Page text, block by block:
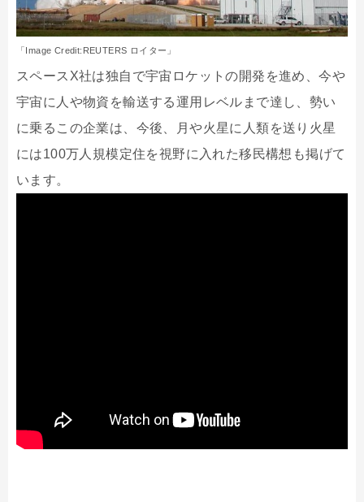
「Image Credit:REUTERS ロイター」
スペースX社は独自で宇宙ロケットの開発を進め、今や
宇宙に人や物資を輸送する運用レベルまで達し、勢い
に乗るこの企業は、今後、月や火星に人類を送り火星
には100万人規模定住を視野に入れた移民構想も掲げて
います。